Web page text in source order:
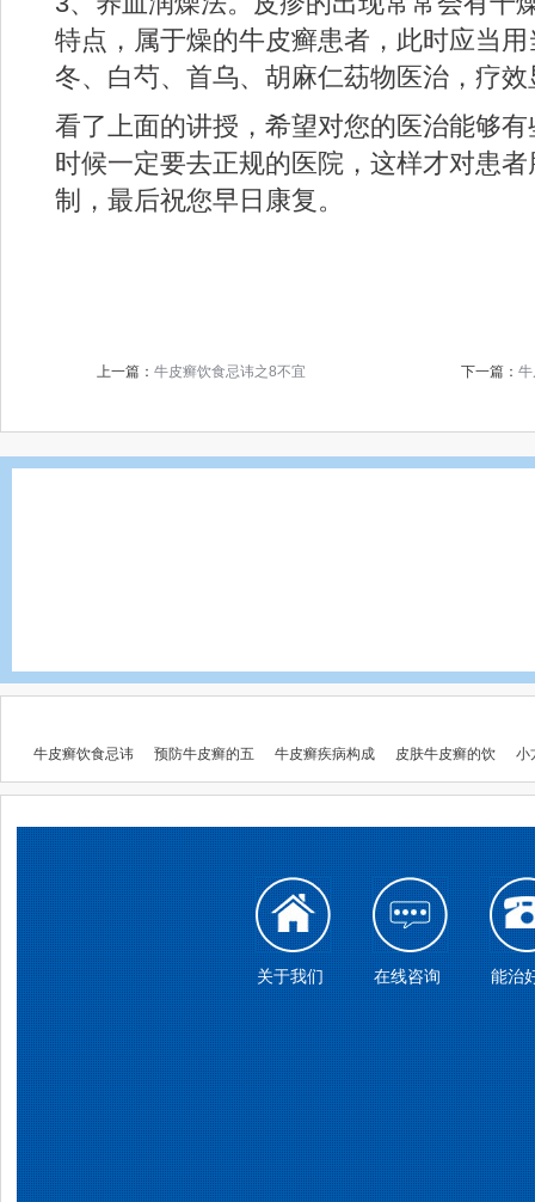
特点，属于燥的牛皮癣患者，此时应当
冬、白芍、首乌、胡麻仁苭物医治，疗效
看了上面的讲授，希望对您的医治能够
时候一定要去正规的医院，这样才对患
制，最后祝您早日康复。
上一篇： 牛皮癣饮食忌讳之8不宜 下一篇：
牛皮癣饮食忌讳 预防牛皮癣的五 牛皮癣疾病构成 皮肤牛皮癣的饮 小
关于我们 在线咨询 能治